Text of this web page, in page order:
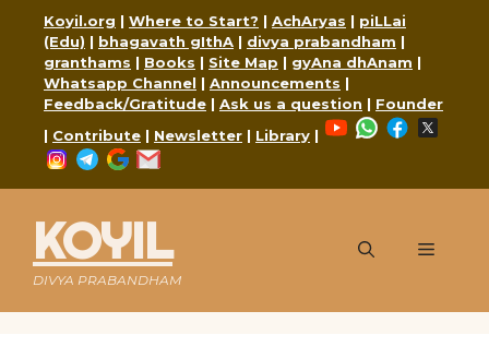
content
Koyil.org | Where to Start? | AchAryas | piLLai
(Edu) | bhagavath gIthA | divya prabandham |
granthams | Books | Site Map | gyAna dhAnam |
Whatsapp Channel | Announcements |
Feedback/Gratitude | Ask us a question | Founder
| Contribute | Newsletter | Library |
YouTubeWhatsApp
Facebook
Instagram
Telegram
Google
KOYIL
DIVYA PRABANDHAM
Menu